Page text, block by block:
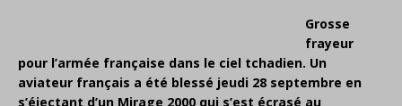
Grosse
frayeur
pour l’armée française dans le ciel tchadien. Un
aviateur français a été blessé jeudi 28 septembre en
s’éjectant d’un Mirage 2000 qui s’est écrasé au